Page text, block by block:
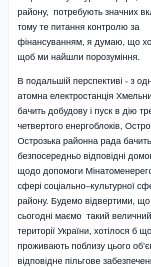
району, потребують значних
тому те питання контролю за
фінансуванням, я думаю, що
щоб ми найшли порозуміння.­
В подальшій перспективі - з
атомна електростанція
бачить добудову і пуск в дію
четвертого енергоблоків,
Острозька районна рада
безпосередньо відповідні
щодо допомоги
сфері соціально–культурної
району. Будемо відвертими,
сьогодні маємо такий величний
території України, хотілося б
проживають поблизу цього
відповідне пільгове